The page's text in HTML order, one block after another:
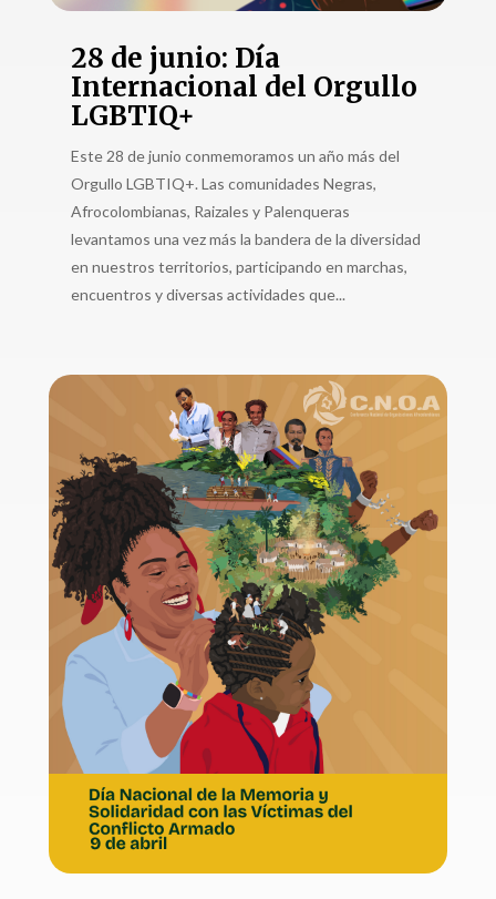
28 de junio: Día
Internacional del Orgullo
LGBTIQ+
Este 28 de junio conmemoramos un año más del
Orgullo LGBTIQ+. Las comunidades Negras,
Afrocolombianas, Raizales y Palenqueras
levantamos una vez más la bandera de la diversidad
en nuestros territorios, participando en marchas,
encuentros y diversas actividades que...